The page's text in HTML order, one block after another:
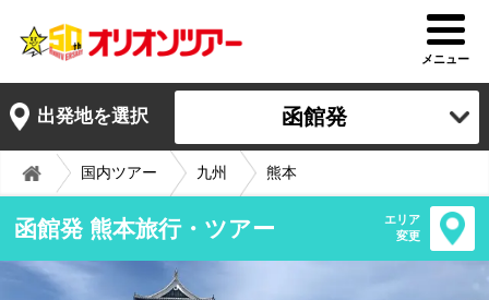
メニュー
出発地を選択 函館発
国内ツアー 九州 熊本
函館発 熊本旅行・ツアー
エリア
変更